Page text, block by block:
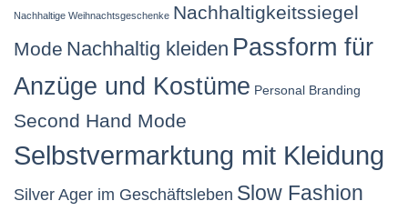
Nachhaltige Weihnachtsgeschenke Nachhaltigkeitssiegel
Mode Nachhaltig kleiden Passform für
Anzüge und Kostüme Personal Branding
Second Hand Mode
Selbstvermarktung mit Kleidung
Silver Ager im Geschäftsleben Slow Fashion